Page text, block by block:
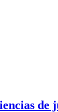
de